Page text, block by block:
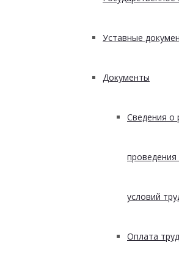
Уставные
Документы
Сведения о
проведения
условий
Оплата